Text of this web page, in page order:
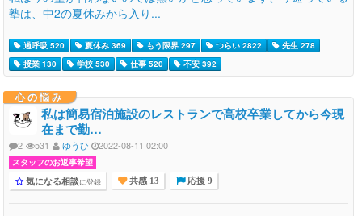
塾は、中2の夏休みから入り...
過呼吸 520 夏休み 369 もう限界 297 つらい 2822
先生 278
授業 130
学校 530 仕事 520 不安 392
心の悩み
私は簡易宿泊施設のレストランで高校卒業してから今現
在まで勤…
2 531 ゆうひ 2022-08-11 02:00
スタッフのお返事希望
気になる相談に登録 共感 13 応援 9